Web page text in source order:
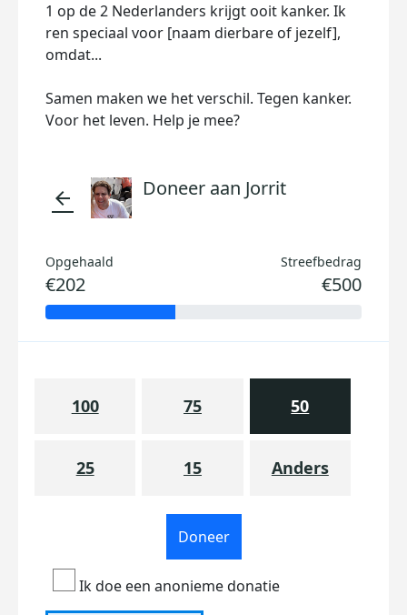
1 op de 2 Nederlanders krijgt ooit kanker. Ik
ren speciaal voor [naam dierbare of jezelf],
omdat...
Samen maken we het verschil. Tegen kanker.
Voor het leven. Help je mee?
arrow_back Doneer aan Jorrit
Opgehaald
€202
Streefbedrag
€500
100 75 50
25 15 Anders
Doneer
Ik doe een anonieme donatie